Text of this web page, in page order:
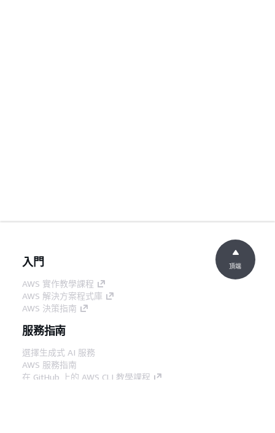
入門
AWS 實作教學課程
AWS 解決方案程式庫
AWS 決策指南
服務指南
選擇生成式 AI 服務
AWS 服務指南
在 GitHub 上的 AWS CLI 教學課程
頂端